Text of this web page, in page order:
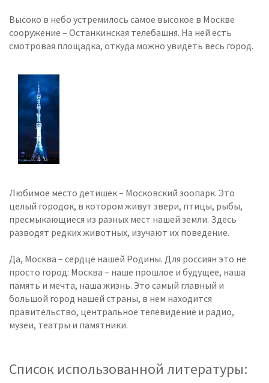
Высоко в небо устремилось самое высокое в Москве
сооружение – Останкинская телебашня. На ней есть
смотровая площадка, откуда можно увидеть весь город.
Любимое место детишек – Московский зоопарк. Это
целый городок, в котором живут звери, птицы, рыбы,
пресмыкающиеся из разных мест нашей земли. Здесь
разводят редких животных, изучают их поведение.
Да, Москва – сердце нашей Родины. Для россиян это не
просто город: Москва – наше прошлое и будущее, наша
память и мечта, наша жизнь. Это самый главный и
большой город нашей страны, в нем находится
правительство, центральное телевидение и радио,
музеи, театры и памятники.
Список использованной литературы: